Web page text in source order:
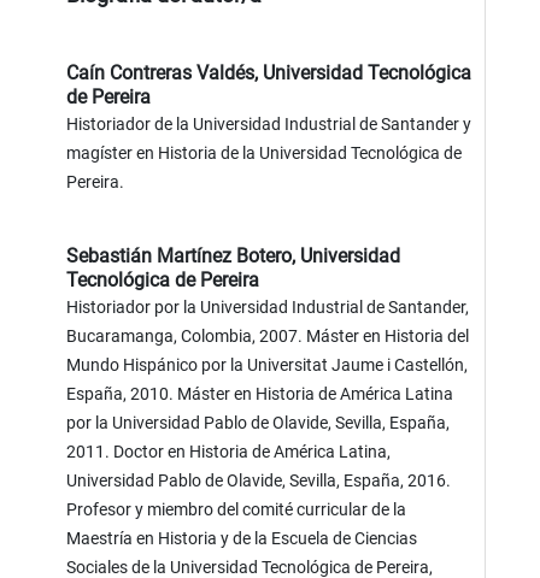
Caín Contreras Valdés, Universidad Tecnológica
de Pereira
Historiador de la Universidad Industrial de Santander y
magíster en Historia de la Universidad Tecnológica de
Pereira.
Sebastián Martínez Botero, Universidad
Tecnológica de Pereira
Historiador por la Universidad Industrial de Santander,
Bucaramanga, Colombia, 2007. Máster en Historia del
Mundo Hispánico por la Universitat Jaume i Castellón,
España, 2010. Máster en Historia de América Latina
por la Universidad Pablo de Olavide, Sevilla, España,
2011. Doctor en Historia de América Latina,
Universidad Pablo de Olavide, Sevilla, España, 2016.
Profesor y miembro del comité curricular de la
Maestría en Historia y de la Escuela de Ciencias
Sociales de la Universidad Tecnológica de Pereira,